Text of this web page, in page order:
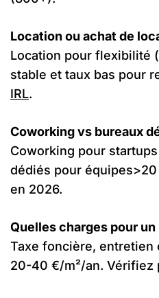
Location ou achat de
Location pour flexibilité
stable et taux bas pour
IRL.
Coworking vs bureaux
Coworking pour
dédiés pour
en 2026.
Quelles charges pour
Taxe foncière, entretien
20-40 €/m²/an. Vérifiez